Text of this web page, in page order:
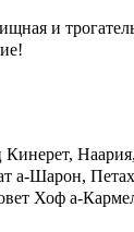
и
а-Шарон,
Хоф а-